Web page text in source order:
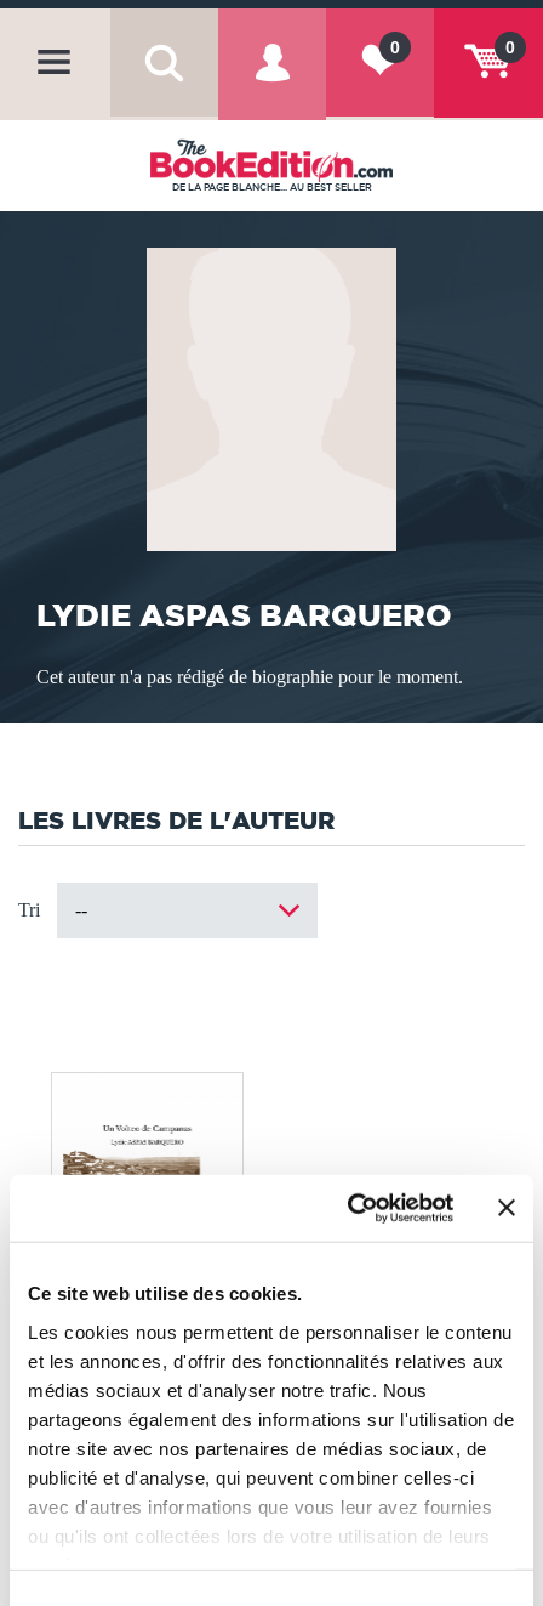
Ce site web utilise des cookies.
Les cookies nous permettent de personnaliser le contenu
et les annonces, d'offrir des fonctionnalités relatives aux
médias sociaux et d'analyser notre trafic. Nous
partageons également des informations sur l'utilisation de
notre site avec nos partenaires de médias sociaux, de
publicité et d'analyse, qui peuvent combiner celles-ci
avec d'autres informations que vous leur avez fournies
ou qu'ils ont collectées lors de votre utilisation de leurs
0
0
DE LA PAGE BLANCHE... AU BEST SELLER
LYDIE ASPAS BARQUERO
Cet auteur n'a pas rédigé de biographie pour le moment.
LES LIVRES DE L'AUTEUR
Tri
(0 avis)
Lydie ASPAS
BARQUERO
UN VOLTEO DE
CAMPANAS